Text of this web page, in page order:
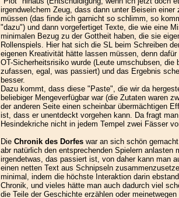
irgendwelchem Zeug, dass dann unter Beisein
müssen (das finde ich garnicht so schlimm, so
"dazu") und dann vorgefertiget Texte, die wie eine
minimalen Bezug zu der Gottheit haben, die sie
Rollenspiels. Hier hat sich die SL beim Schreiben
eigenen Kreativität hätte lassen müssen, denn
OT-Sicherheitsrisiko wurde (Leute umschubsen,
zufassen, egal, was passiert) und das Ergebnis
besser.
Dazu kommt, dass diese "Paste", die wir da
beliebiger Mengeverfügbar war (die Zutaten waren
der anderen Seite einen scheinbar übermächtigen
ist, dass er unentdeckt vorgehen kann. Da fragt
Hesindekriche nicht in jedem Tempel zwei Fässer
Die Chronik des Dorfeswar an sich schön
abr natürlich den entsprechenden Spielern
irgendetwas, das passiert ist, von daher kann man
einen netten Text aus Schnipseln
minimal, indem die höchste Interaktion darin
Chronik, und vieles hätte man auch dadurch viel
die Teile der Geschichte erzählen oder